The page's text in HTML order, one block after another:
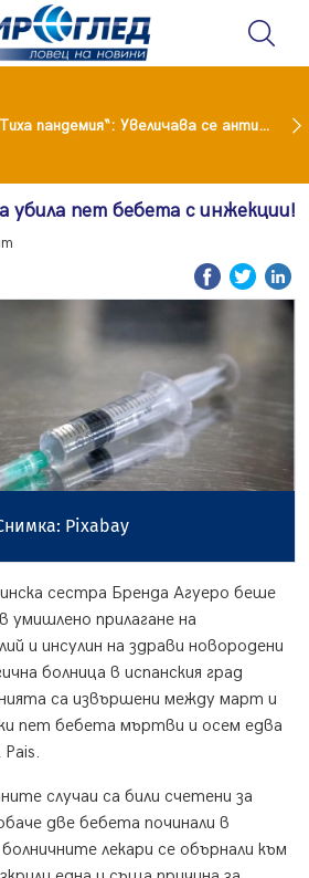
„Тиха пандемия“: Увеличава се антибиотичната резистентност при децата
убила пет бебета с инжекции!
Pixabay
сестра Бренда Агуеро беше
умишлено прилагане на
и инсулин на здрави новородени
болница в испанския град
са извършени между март и
пет бебета мъртви и осем едва
случаи са били счетени за
две бебета починали в
лекари се обърнали към